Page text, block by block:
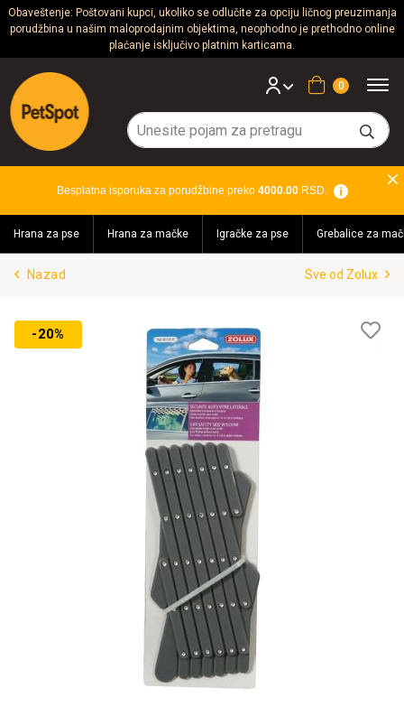
Obaveštenje: Poštovani kupci, ukoliko se odlučite za opciju ličnog preuzimanja
porudžbina u našim maloprodajnim objektima, neophodno je prethodno online
plaćanje isključivo platnim karticama.
Psi
Mačke
Glodari
Akvaristika
Teraristika
Brendovi
Blog
Korpa
Besplatna isporuka za porudžbine preko 4000.00RSD.
Hrana za pse Hrana za mačke Igračke za pse Grebalice za
Nazad Sve od Zolux
-20%